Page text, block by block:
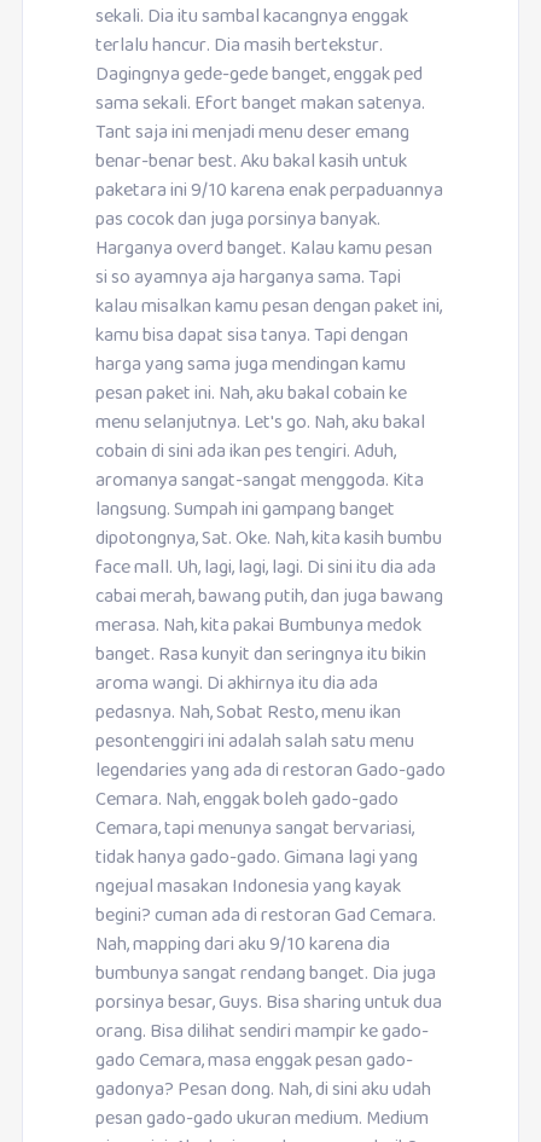
sekali. Dia itu sambal kacangnya enggak
terlalu hancur. Dia masih bertekstur.
Dagingnya gede-gede banget, enggak ped
sama sekali. Efort banget makan satenya.
Tant saja ini menjadi menu deser emang
benar-benar best. Aku bakal kasih untuk
paketara ini 9/10 karena enak perpaduannya
pas cocok dan juga porsinya banyak.
Harganya overd banget. Kalau kamu pesan
si so ayamnya aja harganya sama. Tapi
kalau misalkan kamu pesan dengan paket ini,
kamu bisa dapat sisa tanya. Tapi dengan
harga yang sama juga mendingan kamu
pesan paket ini. Nah, aku bakal cobain ke
menu selanjutnya. Let's go. Nah, aku bakal
cobain di sini ada ikan pes tengiri. Aduh,
aromanya sangat-sangat menggoda. Kita
langsung. Sumpah ini gampang banget
dipotongnya, Sat. Oke. Nah, kita kasih bumbu
face mall. Uh, lagi, lagi, lagi. Di sini itu dia ada
cabai merah, bawang putih, dan juga bawang
merasa. Nah, kita pakai Bumbunya medok
banget. Rasa kunyit dan seringnya itu bikin
aroma wangi. Di akhirnya itu dia ada
pedasnya. Nah, Sobat Resto, menu ikan
pesontenggiri ini adalah salah satu menu
legendaries yang ada di restoran Gado-gado
Cemara. Nah, enggak boleh gado-gado
Cemara, tapi menunya sangat bervariasi,
tidak hanya gado-gado. Gimana lagi yang
ngejual masakan Indonesia yang kayak
begini? cuman ada di restoran Gad Cemara.
Nah, mapping dari aku 9/10 karena dia
bumbunya sangat rendang banget. Dia juga
porsinya besar, Guys. Bisa sharing untuk dua
orang. Bisa dilihat sendiri mampir ke gado-
gado Cemara, masa enggak pesan gado-
gadonya? Pesan dong. Nah, di sini aku udah
pesan gado-gado ukuran medium. Medium